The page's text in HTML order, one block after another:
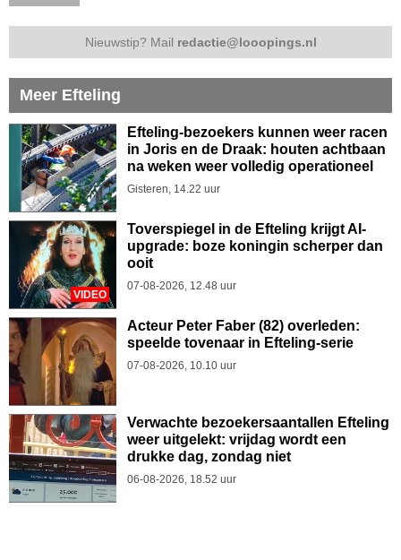
Nieuwstip? Mail redactie@looopings.nl
Meer Efteling
Efteling-bezoekers kunnen weer racen
in Joris en de Draak: houten achtbaan
na weken weer volledig operationeel
Gisteren, 14.22 uur
VIDEO
Toverspiegel in de Efteling krijgt AI-
upgrade: boze koningin scherper dan
ooit
07-08-2026, 12.48 uur
Acteur Peter Faber (82) overleden:
speelde tovenaar in Efteling-serie
07-08-2026, 10.10 uur
Verwachte bezoekersaantallen Efteling
weer uitgelekt: vrijdag wordt een
drukke dag, zondag niet
06-08-2026, 18.52 uur